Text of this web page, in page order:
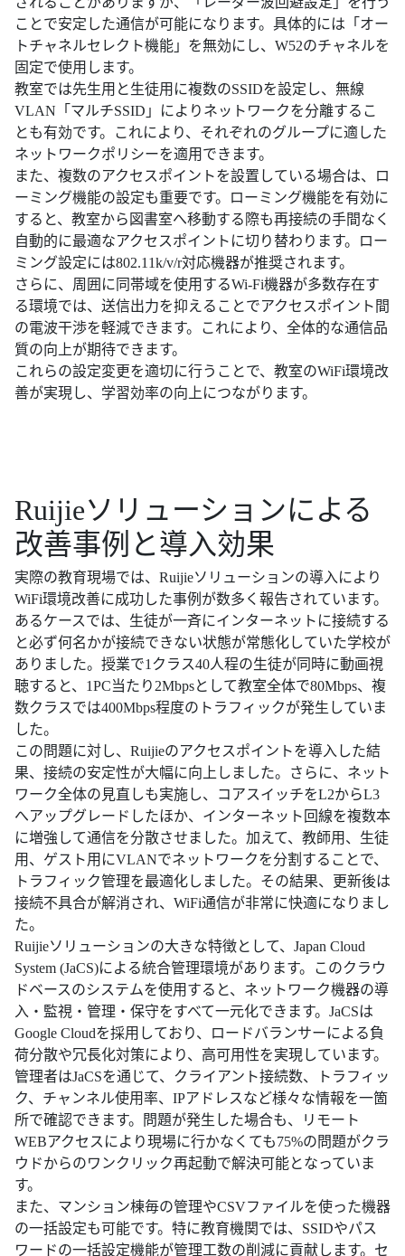
ことで安定した通信が可能になります。具体的には「オー
トチャネルセレクト機能」を無効にし、W52のチャネルを
固定で使用します。
教室では先生用と生徒用に複数のSSIDを設定し、無線
VLAN「マルチSSID」によりネットワークを分離するこ
とも有効です。これにより、それぞれのグループに適した
ネットワークポリシーを適用できます。
また、複数のアクセスポイントを設置している場合は、ロ
ーミング機能の設定も重要です。ローミング機能を有効に
すると、教室から図書室へ移動する際も再接続の手間なく
自動的に最適なアクセスポイントに切り替わります。ロー
ミング設定には802.11k/v/r対応機器が推奨されます。
さらに、周囲に同帯域を使用するWi-Fi機器が多数存在す
る環境では、送信出力を抑えることでアクセスポイント間
の電波干渉を軽減できます。これにより、全体的な通信品
質の向上が期待できます。
これらの設定変更を適切に行うことで、教室のWiFi環境改
善が実現し、学習効率の向上につながります。
Ruijieソリューションによる
改善事例と導入効果
実際の教育現場では、Ruijieソリューションの導入により
WiFi環境改善に成功した事例が数多く報告されています。
あるケースでは、生徒が一斉にインターネットに接続する
と必ず何名かが接続できない状態が常態化していた学校が
ありました。授業で1クラス40人程の生徒が同時に動画視
聴すると、1PC当たり2Mbpsとして教室全体で80Mbps、複
数クラスでは400Mbps程度のトラフィックが発生していま
した。
この問題に対し、Ruijieのアクセスポイントを導入した結
果、接続の安定性が大幅に向上しました。さらに、ネット
ワーク全体の見直しも実施し、コアスイッチをL2からL3
へアップグレードしたほか、インターネット回線を複数本
に増強して通信を分散させました。加えて、教師用、生徒
用、ゲスト用にVLANでネットワークを分割することで、
トラフィック管理を最適化しました。その結果、更新後は
接続不具合が解消され、WiFi通信が非常に快適になりまし
た。
Ruijieソリューションの大きな特徴として、Japan Cloud
System (JaCS)による統合管理環境があります。このクラウ
ドベースのシステムを使用すると、ネットワーク機器の導
入・監視・管理・保守をすべて一元化できます。JaCSは
Google Cloudを採用しており、ロードバランサーによる負
荷分散や冗長化対策により、高可用性を実現しています。
管理者はJaCSを通じて、クライアント接続数、トラフィッ
ク、チャンネル使用率、IPアドレスなど様々な情報を一箇
所で確認できます。問題が発生した場合も、リモート
WEBアクセスにより現場に行かなくても75%の問題がクラ
ウドからのワンクリック再起動で解決可能となっていま
す。
また、マンション棟毎の管理やCSVファイルを使った機器
の一括設定も可能です。特に教育機関では、SSIDやパス
ワードの一括設定機能が管理工数の削減に貢献します。セ